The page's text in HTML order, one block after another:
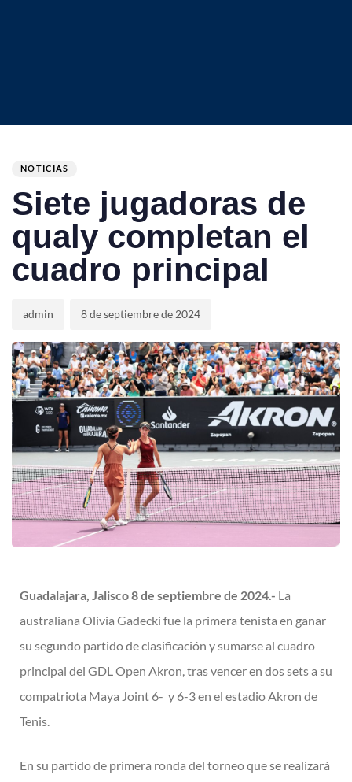
IN:
NOTICIAS
Siete jugadoras de
qualy completan el
cuadro principal
admin
on:
8 de septiembre de 2024
Guadalajara, Jalisco 8 de septiembre de 2024.- La
australiana Olivia Gadecki fue la primera tenista en ganar
su segundo partido de clasificación y sumarse al cuadro
principal del GDL Open Akron, tras vencer en dos sets a su
compatriota Maya Joint 6- y 6-3 en el estadio Akron de
Tenis.
En su partido de primera ronda del torneo que se realizará